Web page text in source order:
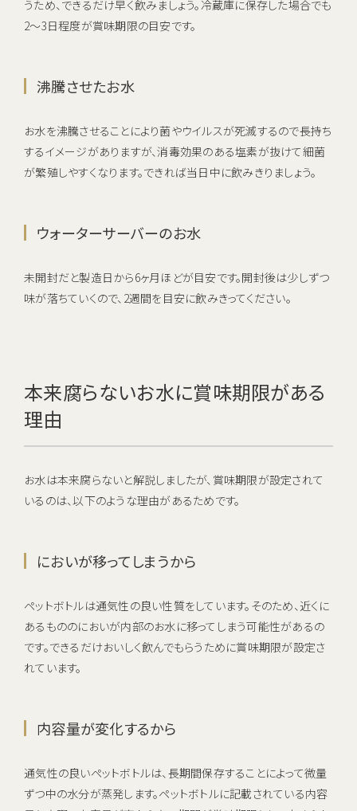
うため、できるだけ早く飲みましょう。冷蔵庫に保存した場合でも
2～3日程度が賞味期限の目安です。
沸騰させたお水
お水を沸騰させることにより菌やウイルスが死滅するので長持ち
するイメージがありますが、消毒効果のある塩素が抜けて細菌
が繁殖しやすくなります。できれば当日中に飲みきりましょう。
ウォーターサーバーのお水
未開封だと製造日から6ヶ月ほどが目安です。開封後は少しずつ
味が落ちていくので、2週間を目安に飲みきってください。
本来腐らないお水に賞味期限がある
理由
お水は本来腐らないと解説しましたが、賞味期限が設定されて
いるのは、以下のような理由があるためです。
においが移ってしまうから
ペットボトルは通気性の良い性質をしています。そのため、近くに
あるもののにおいが内部のお水に移ってしまう可能性があるの
です。できるだけおいしく飲んでもらうために賞味期限が設定さ
れています。
内容量が変化するから
通気性の良いペットボトルは、長期間保存することによって微量
ずつ中の水分が蒸発します。ペットボトルに記載されている内容